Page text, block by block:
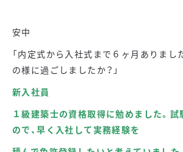
安中
「内定式から入社式まで６ヶ月ありまし
の様に過ごしましたか？」
新入社員
１級建築士の資格取得に勉めました。
ので、早く入社して実務経験を